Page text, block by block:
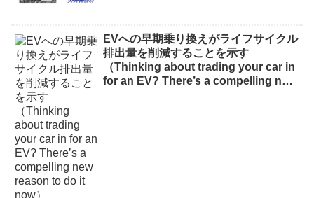
EVへの早期乗り換えがライフサイクル
排出量を削減することを示す
（Thinking about trading your car in
for an EV? There’s a compelling new